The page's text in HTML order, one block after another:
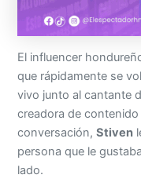
El influencer
que rápidamente se
vivo junto al cantante
creadora de
conversación,Stiven
persona que le
lado.